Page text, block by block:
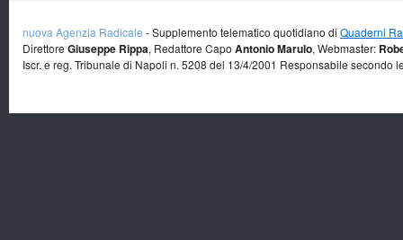
nuova Agenzia Radicale - Supplemento telematico quotidiano di Quaderni
Direttore Giuseppe Rippa, Redattore Capo Antonio Marulo, Webmaster:
Iscr. e reg. Tribunale di Napoli n. 5208 del 13/4/2001 Responsabile secondo